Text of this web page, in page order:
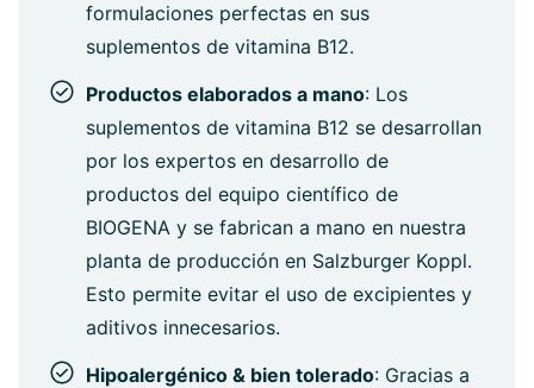
formulaciones perfectas en sus
suplementos de vitamina B12.
Productos elaborados a mano: Los
suplementos de vitamina B12 se desarrollan
por los expertos en desarrollo de
productos del equipo científico de
BIOGENA y se fabrican a mano en nuestra
planta de producción en Salzburger Koppl.
Esto permite evitar el uso de excipientes y
aditivos innecesarios.
Hipoalergénico & bien tolerado: Gracias a